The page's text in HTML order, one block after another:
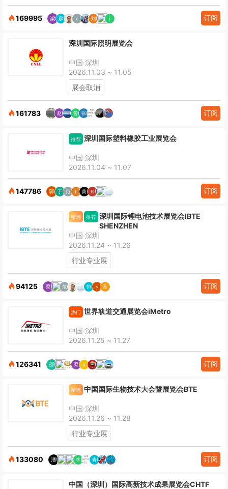
169995 订阅
深圳国际照明展览会
中国·深圳
2026.11.03 ~ 11.05
展会取消
161783 订阅
推荐 深圳国际塑料橡胶工业展览会
中国·深圳
2026.11.04 ~ 11.07
147786 订阅
精选 推荐 深圳国际锂电池技术展览会IBTE
SHENZHEN
中国·深圳
2026.11.24 ~ 11.26
行业专业展
94125 订阅
热门 世界轨道交通展览会iMetro
中国·深圳
2026.11.25 ~ 11.27
126341 订阅
精选 中国国际生物技术大会暨展览会BTE
中国·深圳
2026.11.26 ~ 11.28
行业专业展
133080 订阅
中国（深圳）国际高新技术成果展览会CHTF